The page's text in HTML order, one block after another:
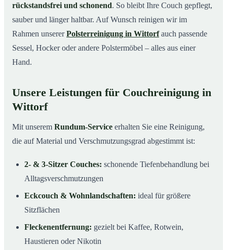
rückstandsfrei und schonend. So bleibt Ihre Couch gepflegt,
sauber und länger haltbar. Auf Wunsch reinigen wir im
Rahmen unsererPolsterreinigung in Wittorfauch passende
Sessel, Hocker oder andere Polstermöbel – alles aus einer
Hand.
Unsere Leistungen für Couchreinigung in
Wittorf
Mit unserem Rundum-Service erhalten Sie eine Reinigung,
die auf Material und Verschmutzungsgrad abgestimmt ist:
2- & 3-Sitzer Couches: schonende Tiefenbehandlung bei
Alltagsverschmutzungen
Eckcouch & Wohnlandschaften: ideal für größere
Sitzflächen
Fleckenentfernung: gezielt bei Kaffee, Rotwein,
Haustieren oder Nikotin